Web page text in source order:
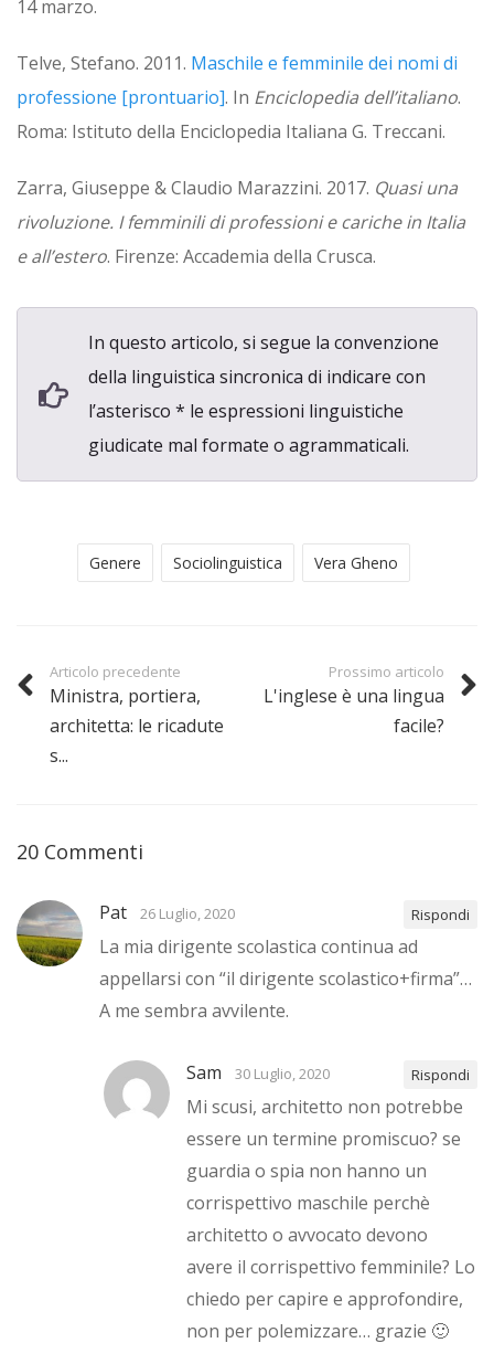
14 marzo.
Telve, Stefano. 2011. Maschile e femminile dei nomi di
professione [prontuario]. In Enciclopedia dell’italiano.
Roma: Istituto della Enciclopedia Italiana G. Treccani.
Zarra, Giuseppe & Claudio Marazzini. 2017. Quasi una
rivoluzione. I femminili di professioni e cariche in Italia
e all’estero. Firenze: Accademia della Crusca.
In questo articolo, si segue la convenzione
della linguistica sincronica di indicare con
l’asterisco * le espressioni linguistiche
giudicate mal formate o agrammaticali.
Genere Sociolinguistica Vera Gheno
Articolo precedente
Ministra, portiera,
architetta: le ricadute
s...
Prossimo articolo
L'inglese è una lingua
facile?
20 Commenti
Pat 26 Luglio, 2020 Rispondi
La mia dirigente scolastica continua ad
appellarsi con “il dirigente scolastico+firma”…
A me sembra avvilente.
Sam 30 Luglio, 2020 Rispondi
Mi scusi, architetto non potrebbe
essere un termine promiscuo? se
guardia o spia non hanno un
corrispettivo maschile perchè
architetto o avvocato devono
avere il corrispettivo femminile? Lo
chiedo per capire e approfondire,
non per polemizzare… grazie 🙂